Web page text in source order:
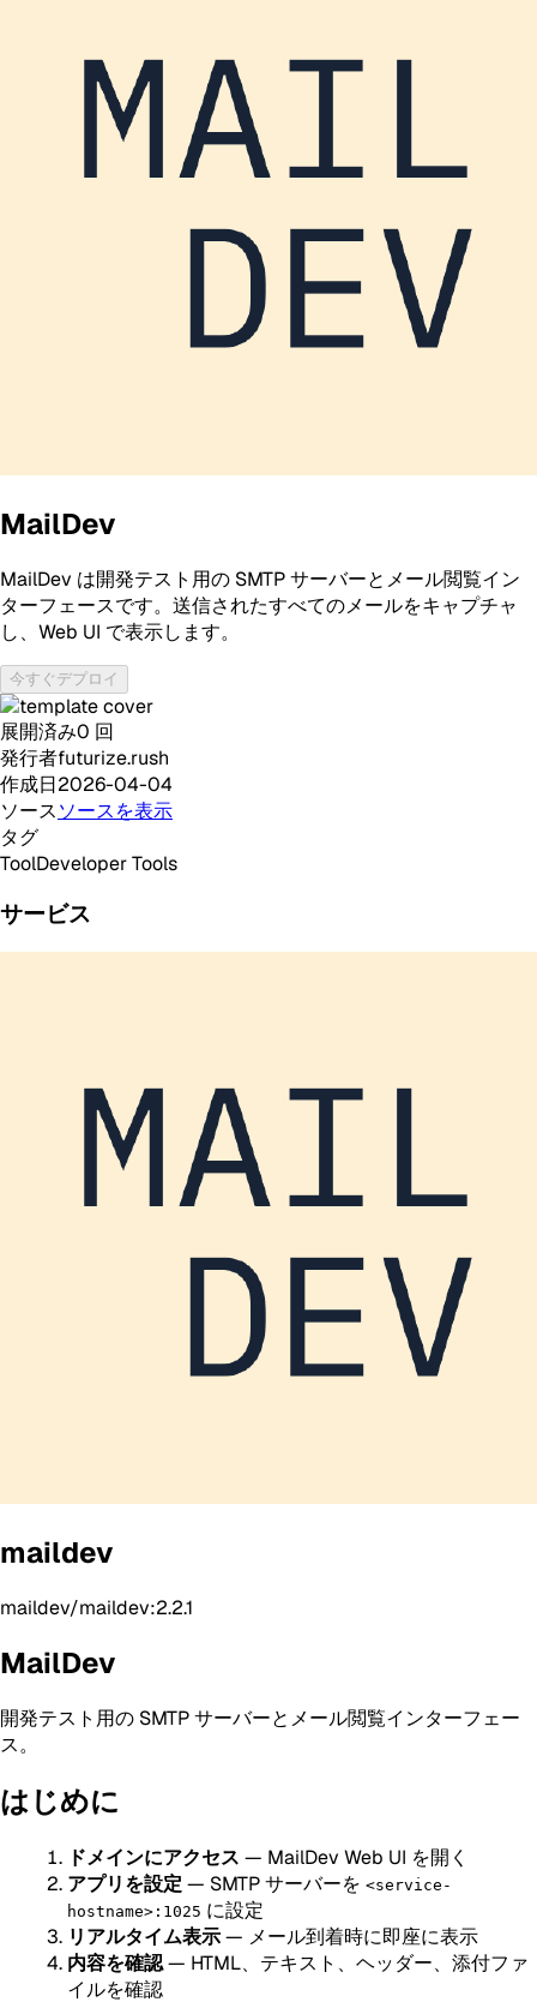
MailDev
MailDev は開発テスト用の SMTP サーバーとメール閲覧イン
ターフェースです。送信されたすべてのメールをキャプチャ
し、Web UI で表示します。
今すぐデプロイ
展開済み0 回
発行者futurize.rush
作成日2026-04-04
ソースソースを表示
タグ
ToolDeveloper Tools
サービス
maildev
maildev/maildev:2.2.1
MailDev
開発テスト用の SMTP サーバーとメール閲覧インターフェー
ス。
はじめに
ドメインにアクセス — MailDev Web UI を開く
アプリを設定 — SMTP サーバーを <service-
hostname>:1025 に設定
リアルタイム表示— メール到着時に即座に表示
内容を確認— HTML、テキスト、ヘッダー、添付ファ
イルを確認